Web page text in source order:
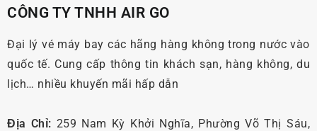
CÔNG TY TNHH AIR GO
Đại lý vé máy bay các hãng hàng không trong nước vào
quốc tế. Cung cấp thông tin khách sạn, hàng không, du
lịch… nhiều khuyến mãi hấp dẫn
Địa Chỉ: 259 Nam Kỳ Khởi Nghĩa, Phường Võ Thị Sáu,